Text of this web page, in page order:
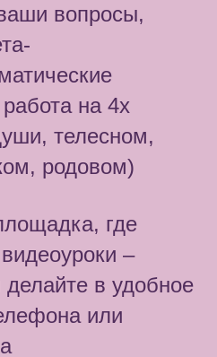
вопросы,
на 4х
телесном,
родовом)
где
–
делайте в удобное
или